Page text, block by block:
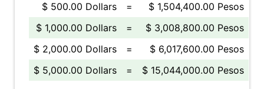
$ 500.00 Dollars
=
$ 1,504,400.00 Pesos
$ 1,000.00 Dollars
=
$ 3,008,800.00 Pesos
$ 2,000.00 Dollars
=
$ 6,017,600.00 Pesos
$ 5,000.00 Dollars
= $ 15,044,000.00 Pesos